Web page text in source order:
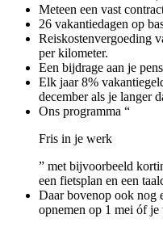
Meteen een vast
26 vakantiedagen op
Reiskostenvergoeding
per kilometer.
Een bijdrage aan je
Elk jaar 8%
december als je langer
Ons programma “
Fris in je werk
” met bijvoorbeeld
een fietsplan en een
Daar bovenop ook nog
opnemen op 1 mei óf je